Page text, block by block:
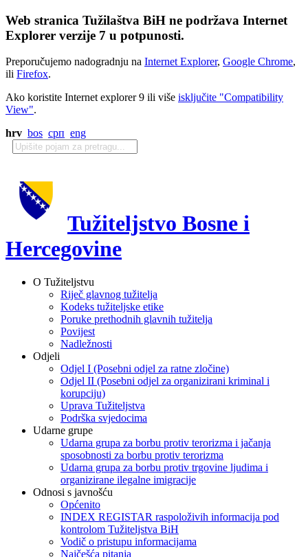
Web stranica Tužilaštva BiH ne podržava Internet
Explorer verzije 7 u potpunosti.
Preporučujemo nadogradnju na Internet Explorer, Google Chrome,
ili Firefox.
Ako koristite Internet explorer 9 ili više isključite "Compatibility
View".
hrv bos срп eng
Tužiteljstvo Bosne i
Hercegovine
O Tužiteljstvu
Riječ glavnog tužitelja
Kodeks tužiteljske etike
Poruke prethodnih glavnih tužitelja
Povijest
Nadležnosti
Odjeli
Odjel I (Posebni odjel za ratne zločine)
Odjel II (Posebni odjel za organizirani kriminal i
korupciju)
Uprava Tužiteljstva
Podrška svjedocima
Udarne grupe
Udarna grupa za borbu protiv terorizma i jačanja
sposobnosti za borbu protiv terorizma
Udarna grupa za borbu protiv trgovine ljudima i
organizirane ilegalne imigracije
Odnosi s javnošću
Općenito
INDEX REGISTAR raspoloživih informacija pod
kontrolom Tužiteljstva BiH
Vodič o pristupu informacijama
Najčešća pitanja